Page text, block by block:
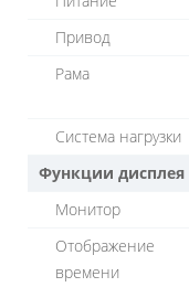
Привод
Рама
Система нагрузки
Функции дисплея
Монитор
Отображение
времени